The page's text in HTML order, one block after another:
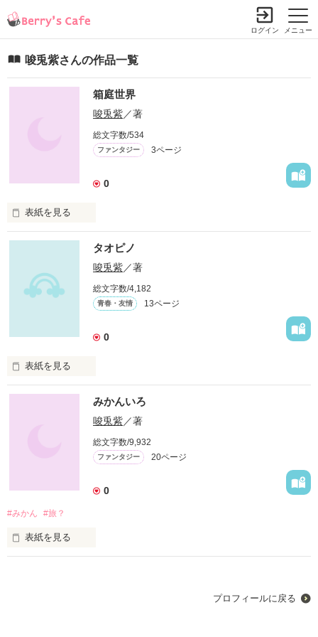
メニュー
ログイン
唆兎紫さんの作品一覧
箱庭世界
唆兎紫／著
総文字数/534
ファンタジー 3ページ
0
表紙を見る
未編集
作品を読む
タオピノ
唆兎紫／著
総文字数/4,182
青春・友情 13ページ
0
表紙を見る
タオピノと呼ばれる変な二人組のお話。
作品を読む
みかんいろ
唆兎紫／著
総文字数/9,932
ファンタジー 20ページ
0
#みかん #旅？
表紙を見る
プロフィールに戻る